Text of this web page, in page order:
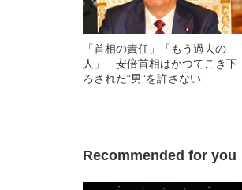
「首相の責任」「もう過去の
人」 安倍首相はかつてこき下
ろされた“男”を許さない
Recommended for you